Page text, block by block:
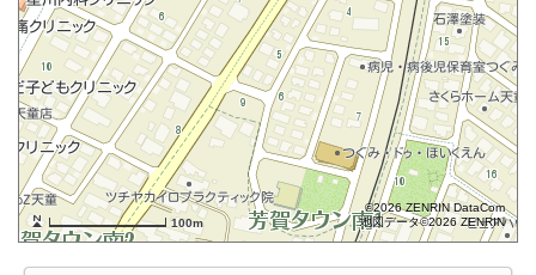
100m
©2026 ZENRIN DataCom
地図データ©2026 ZENRIN